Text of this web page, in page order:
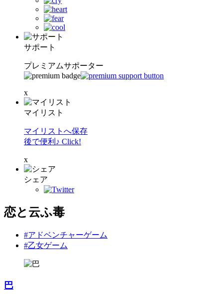
サポート
プレミアムサポーター
x
マイリスト
マイリストへ保存
後で便利♪ Click!
x
シェア
恋と云ふ毒
#アドベンチャーゲーム
#乙女ゲーム
巴